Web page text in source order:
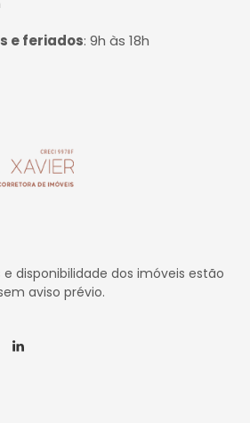
e feriados: 9h às 18h
disponibilidade dos imóveis estão
aviso prévio.
Linkedin